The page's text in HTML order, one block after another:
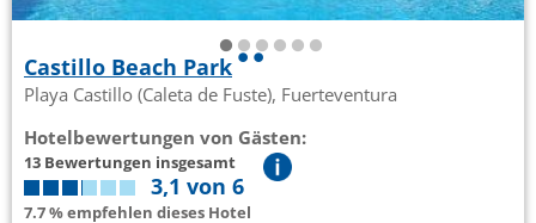
Castillo Beach Park
Playa Castillo (Caleta de Fuste), Fuerteventura
Hotelbewertungen von Gästen:
13 Bewertungen insgesamt
3,1 von 6
7.7 % empfehlen dieses Hotel